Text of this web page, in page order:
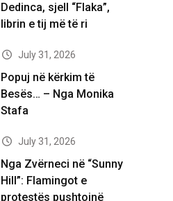
Dedinca, sjell “Flaka”,
librin e tij më të ri
July 31, 2026
Popuj në kërkim të
Besës… – Nga Monika
Stafa
July 31, 2026
Nga Zvërneci në “Sunny
Hill”: Flamingot e
protestës pushtojnë